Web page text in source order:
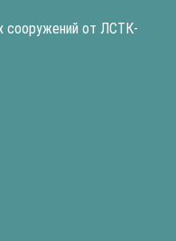
сооружений от ЛСТК-